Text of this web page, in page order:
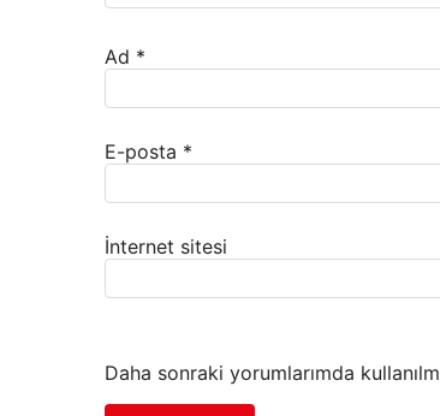
Ad *
E-posta *
İnternet sitesi
Daha sonraki yorumlarımda